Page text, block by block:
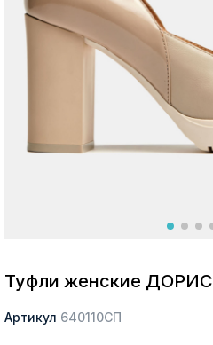
Туфли женские ДОРИС
Артикул 640110СП